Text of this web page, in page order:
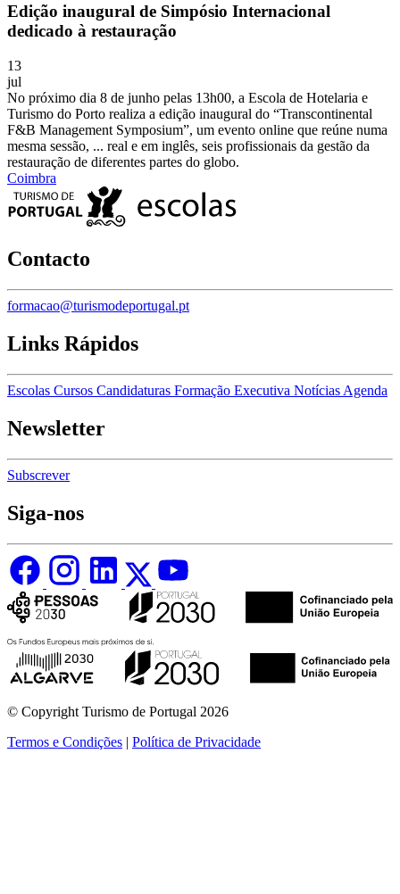
Edição inaugural de Simpósio Internacional
dedicado à restauração
13
jul
No próximo dia 8 de junho pelas 13h00, a Escola de Hotelaria e
Turismo do Porto realiza a edição inaugural do “Transcontinental
F&B Management Symposium”, um evento online que reúne numa
mesma sessão, ... real e em inglês, seis profissionais da gestão da
restauração de diferentes partes do globo.
Coimbra
Contacto
formacao@turismodeportugal.pt
Links Rápidos
Escolas Cursos Candidaturas Formação Executiva Notícias Agenda
Newsletter
Subscrever
Siga-nos
© Copyright Turismo de Portugal 2026
Termos e Condições | Política de Privacidade